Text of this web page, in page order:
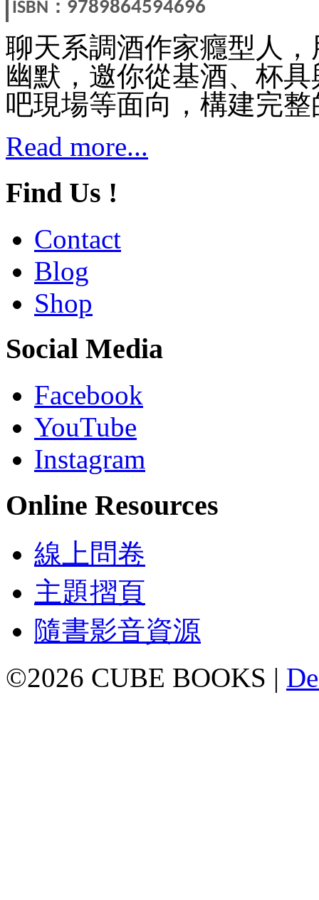
ISBN ： 9789864594696
聊天系調酒作家癮型人
幽默，邀你從基酒、杯
吧現場等面向，構建完
Read more...
Find Us !
Contact
Blog
Shop
Social Media
Facebook
YouTube
Instagram
Online Resources
線上問卷
主題摺頁
隨書影音資源
©2026 CUBE BOOKS |